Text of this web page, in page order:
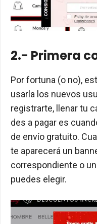
2.- Primera
Por fortuna (o no),
usarla los nuevos
registrarte, llenar tu
des a pagar es
de envío gratuito.
te aparecerá un
correspondiente o
puedes elegir.